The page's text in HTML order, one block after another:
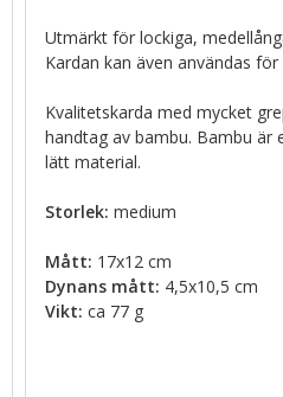
Utmärkt för lockiga,
Kardan kan även användas
Kvalitetskarda med mycket
handtag av bambu. Bambu är
lätt material.
Storlek: medium
Mått: 17x12 cm
Dynans mått: 4,5x10,5 cm
Vikt: ca 77 g